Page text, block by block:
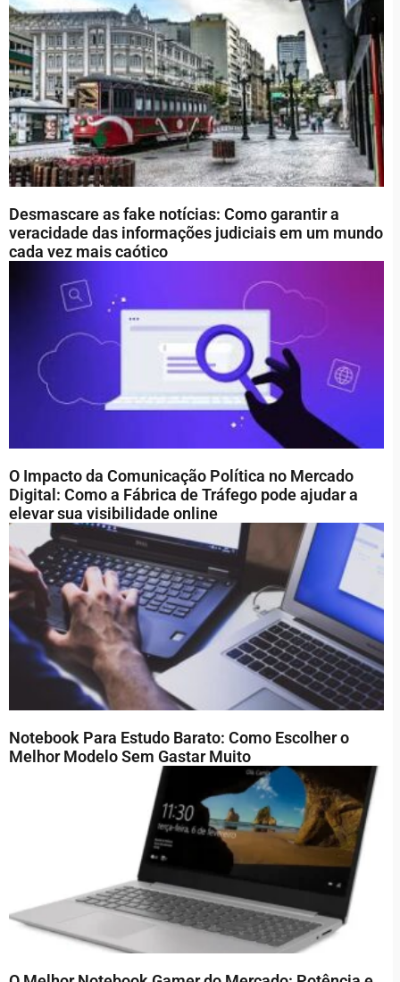
Desmascare as fake notícias: Como garantir a
veracidade das informações judiciais em um mundo
cada vez mais caótico
O Impacto da Comunicação Política no Mercado
Digital: Como a Fábrica de Tráfego pode ajudar a
elevar sua visibilidade online
Notebook Para Estudo Barato: Como Escolher o
Melhor Modelo Sem Gastar Muito